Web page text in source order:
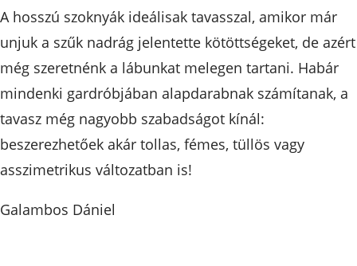
A hosszú szoknyák ideálisak tavasszal, amikor már
unjuk a szűk nadrág jelentette kötöttségeket, de azért
még szeretnénk a lábunkat melegen tartani. Habár
mindenki gardróbjában alapdarabnak számítanak, a
tavasz még nagyobb szabadságot kínál:
beszerezhetőek akár tollas, fémes, tüllös vagy
asszimetrikus változatban is!
Galambos Dániel